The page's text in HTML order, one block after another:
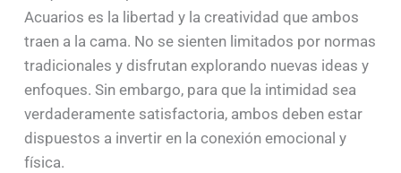
Acuarios es la libertad y la creatividad que ambos
traen a la cama. No se sienten limitados por normas
tradicionales y disfrutan explorando nuevas ideas y
enfoques. Sin embargo, para que la intimidad sea
verdaderamente satisfactoria, ambos deben estar
dispuestos a invertir en la conexión emocional y
física.